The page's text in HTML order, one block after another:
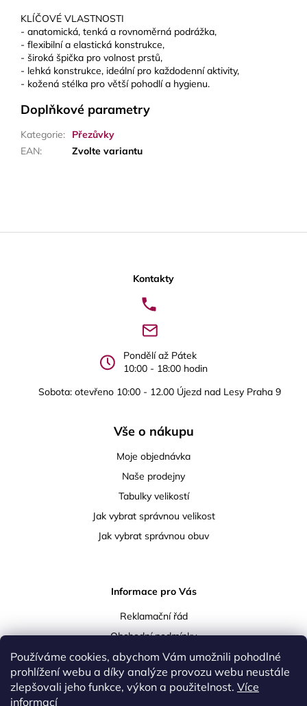
Používáme cookies, abychom Vám umožnili pohodlné
prohlížení webu a díky analýze provozu webu neustále
zlepšovali jeho funkce, výkon a použitelnost. Více
informací
KLÍČOVÉ VLASTNOSTI
- anatomická, tenká a rovnoměrná podrážka,
- flexibilní a elastická konstrukce,
- široká špička pro volnost prstů,
- lehká konstrukce, ideální pro každodenní aktivity,
- kožená stélka pro větší pohodlí a hygienu.
Doplňkové parametry
Kategorie:
Přezůvky
EAN: Zvolte variantu
Kontakty
Pondělí až Pátek
10:00 - 18:00 hodin
Sobota: otevřeno 10:00 - 12.00 Újezd nad Lesy Praha 9
Vše o nákupu
Moje objednávka
Naše prodejny
Tabulky velikostí
Jak vybrat správnou velikost
Jak vybrat správnou obuv
Informace pro Vás
Reklamační řád
Obchodní podmínky
Podmínky ochrany osobních údajů
Doprava a platba
Vrácení a reklamace zboží